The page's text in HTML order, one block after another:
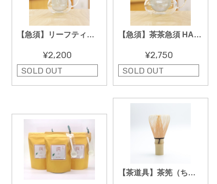
【急須】リーフティーポット クリア HARIO 450ml
¥2,200
SOLD OUT
【急須】茶茶急須 HARIO 450ml
¥2,750
SOLD OUT
【茶道具】茶筅（ちゃせん）「80本立」日本製